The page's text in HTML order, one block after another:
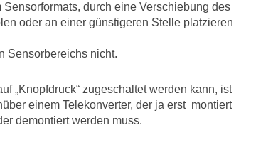
durch eine Verschiebung des
oder an einer günstigeren Stelle platzieren
Sensorbereichs nicht.
„Knopfdruck“ zugeschaltet werden kann, ist
einem Telekonverter, der ja erst montiert
demontiert werden muss.